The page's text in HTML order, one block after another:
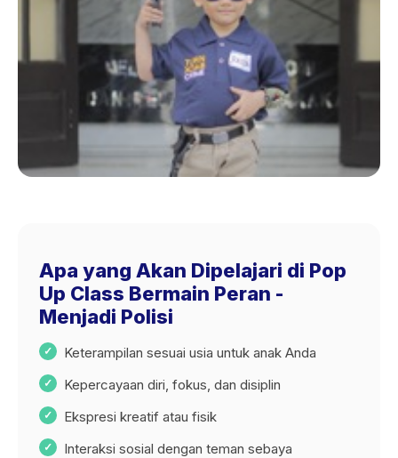
Apa yang Akan Dipelajari di Pop
Up Class Bermain Peran -
Menjadi Polisi
Keterampilan sesuai usia untuk anak Anda
Kepercayaan diri, fokus, dan disiplin
Ekspresi kreatif atau fisik
Interaksi sosial dengan teman sebaya